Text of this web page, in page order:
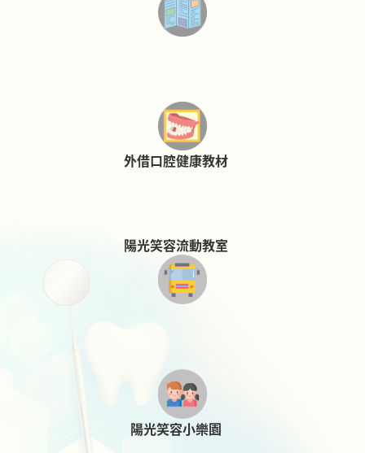
外借口腔健康教材
陽光笑容流動教室
陽光笑容小樂園